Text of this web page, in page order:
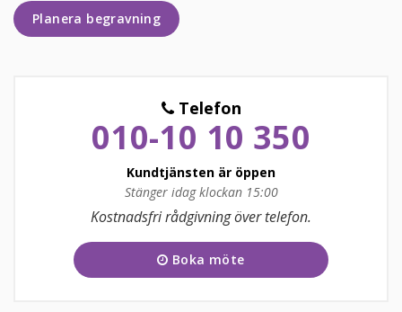
Planera begravning
Telefon
010-10 10 350
Kundtjänsten är öppen
Stänger idag klockan 15:00
Måndag
09:00 - 17:00
Tisdag
09:00 - 17:00
Onsdag
09:00 - 17:00
Kostnadsfri rådgivning över telefon.
Boka möte